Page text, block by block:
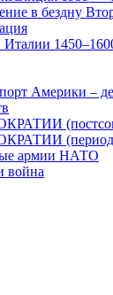
в бездну
Италии
Америки –
(период
армии НАТО
война